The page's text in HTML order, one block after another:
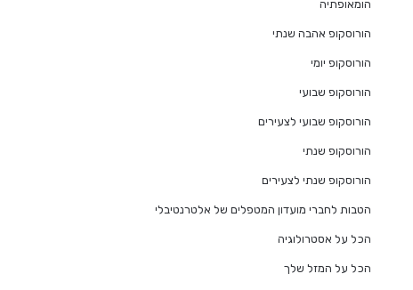
הומאופתיה
הורוסקופ אהבה שנתי
הורוסקופ יומי
הורוסקופ שבועי
הורוסקופ שבועי לצעירים
הורוסקופ שנתי
הורוסקופ שנתי לצעירים
הטבות לחברי מועדון המטפלים של אלטרנטיבלי
הכל על אסטרולוגיה
הכל על המזל שלך